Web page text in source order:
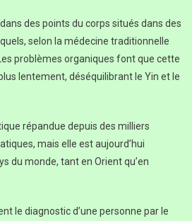
des points du corps situés dans des
selon la médecine traditionnelle
problèmes organiques font que cette
lentement, déséquilibrant le Yin et le
répandue depuis des milliers
mais elle est aujourd’hui
du monde, tant en Orient qu’en
le diagnostic d’une personne par le